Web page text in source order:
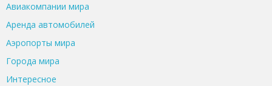
Авиакомпании мира
Аренда автомобилей
Аэропорты мира
Города мира
Интересное